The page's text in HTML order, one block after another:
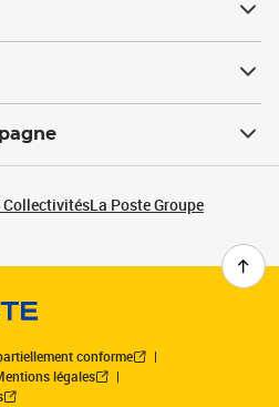
CollectivitésLa Poste Groupe
conforme
légales